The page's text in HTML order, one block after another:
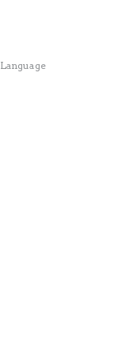
Language